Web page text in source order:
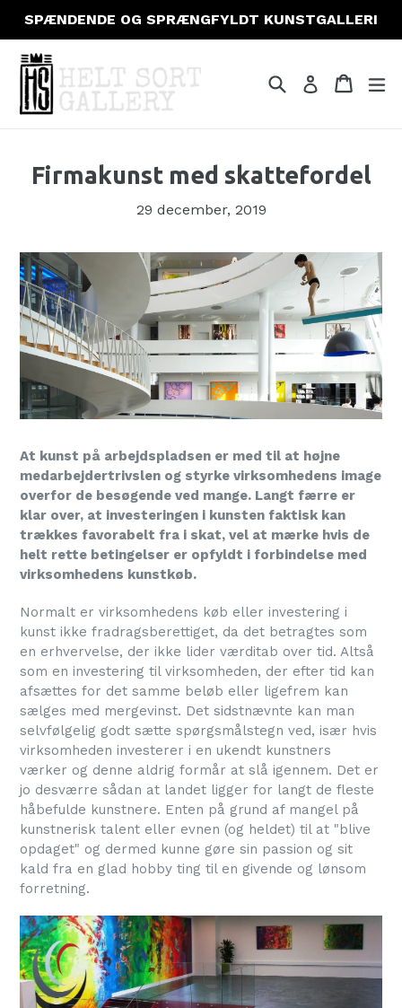
indhold
SPÆNDENDE OG SPRÆNGFYLDT KUNSTGALLERI
Søg Log ind
Firmakunst med skattefordel
29 december, 2019
At kunst på arbejdspladsen er med til at højne
medarbejdertrivslen og styrke virksomhedens image
overfor de besøgende ved mange. Langt færre er
klar over, at investeringen i kunsten faktisk kan
trækkes favorabelt fra i skat, vel at mærke hvis de
helt rette betingelser er opfyldt i forbindelse med
virksomhedens kunstkøb.
Normalt er virksomhedens køb eller investering i
kunst ikke fradragsberettiget, da det betragtes som
en erhvervelse, der ikke lider værditab over tid. Altså
som en investering til virksomheden, der efter tid kan
afsættes for det samme beløb eller ligefrem kan
sælges med mergevinst. Det sidstnævnte kan man
selvfølgelig godt sætte spørgsmålstegn ved, især hvis
virksomheden investerer i en ukendt kunstners
værker og denne aldrig formår at slå igennem. Det er
jo desværre sådan at landet ligger for langt de fleste
håbefulde kunstnere. Enten på grund af mangel på
kunstnerisk talent eller evnen (og heldet) til at "blive
opdaget" og dermed kunne gøre sin passion og sit
kald fra en glad hobby ting til en givende og lønsom
forretning.